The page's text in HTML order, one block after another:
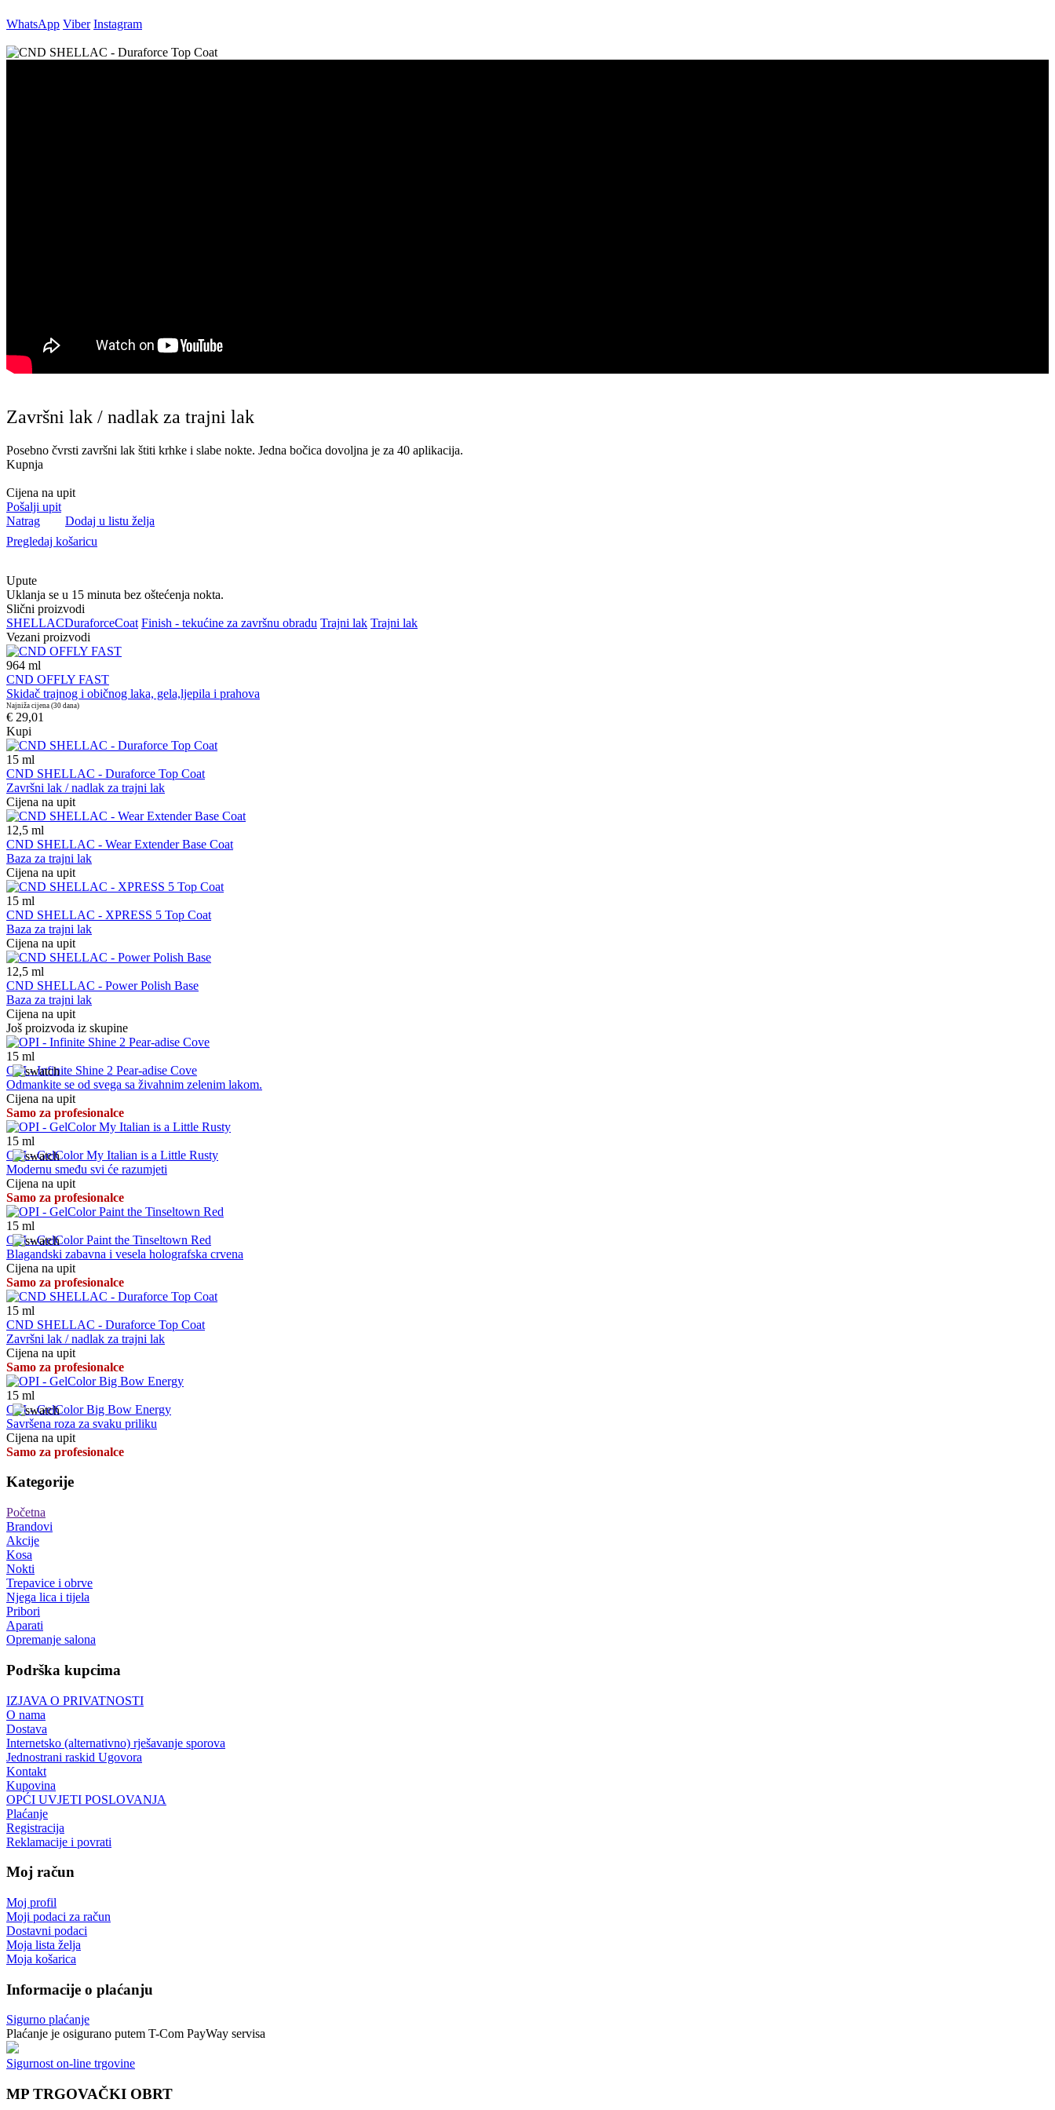
WhatsApp Viber Instagram
Završni lak / nadlak za trajni lak
Posebno čvrsti završni lak štiti krhke i slabe nokte. Jedna bočica dovoljna je za 40 aplikacija.
Kupnja
Cijena na upit
Pošalji upit
Natrag
Dodaj u listu želja
Pregledaj košaricu
Upute
Uklanja se u 15 minuta bez oštećenja nokta.
Slični proizvodi
SHELLACDuraforceCoat Finish - tekućine za završnu obradu Trajni lak Trajni lak
Vezani proizvodi
964 ml
CND OFFLY FAST
Skidač trajnog i običnog laka, gela,ljepila i prahova
Najniža cijena (30 dana)
€ 29,01
Kupi
15 ml
CND SHELLAC - Duraforce Top Coat
Završni lak / nadlak za trajni lak
Cijena na upit
12,5 ml
CND SHELLAC - Wear Extender Base Coat
Baza za trajni lak
Cijena na upit
15 ml
CND SHELLAC - XPRESS 5 Top Coat
Baza za trajni lak
Cijena na upit
12,5 ml
CND SHELLAC - Power Polish Base
Baza za trajni lak
Cijena na upit
Još proizvoda iz skupine
15 ml
OPI - Infinite Shine 2 Pear-adise Cove
Odmankite se od svega sa živahnim zelenim lakom.
Cijena na upit
Samo za profesionalce
15 ml
OPI - GelColor My Italian is a Little Rusty
Modernu smeđu svi će razumjeti
Cijena na upit
Samo za profesionalce
15 ml
OPI - GelColor Paint the Tinseltown Red
Blagandski zabavna i vesela holografska crvena
Cijena na upit
Samo za profesionalce
15 ml
CND SHELLAC - Duraforce Top Coat
Završni lak / nadlak za trajni lak
Cijena na upit
Samo za profesionalce
15 ml
OPI - GelColor Big Bow Energy
Savršena roza za svaku priliku
Cijena na upit
Samo za profesionalce
Kategorije
Početna
Brandovi
Akcije
Kosa
Nokti
Trepavice i obrve
Njega lica i tijela
Pribori
Aparati
Opremanje salona
Podrška kupcima
IZJAVA O PRIVATNOSTI
O nama
Dostava
Internetsko (alternativno) rješavanje sporova
Jednostrani raskid Ugovora
Kontakt
Kupovina
OPĆI UVJETI POSLOVANJA
Plaćanje
Registracija
Reklamacije i povrati
Moj račun
Moj profil
Moji podaci za račun
Dostavni podaci
Moja lista želja
Moja košarica
Informacije o plaćanju
Sigurno plaćanje
Plaćanje je osigurano putem T-Com PayWay servisa
Sigurnost on-line trgovine
MP TRGOVAČKI OBRT